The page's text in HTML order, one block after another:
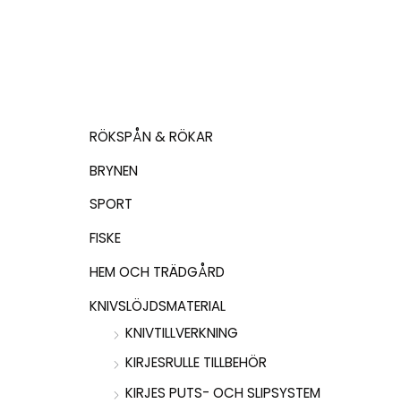
RÖKSPÅN & RÖKAR
BRYNEN
SPORT
FISKE
HEM OCH TRÄDGÅRD
KNIVSLÖJDSMATERIAL
KNIVTILLVERKNING
KIRJESRULLE TILLBEHÖR
KIRJES PUTS- OCH SLIPSYSTEM